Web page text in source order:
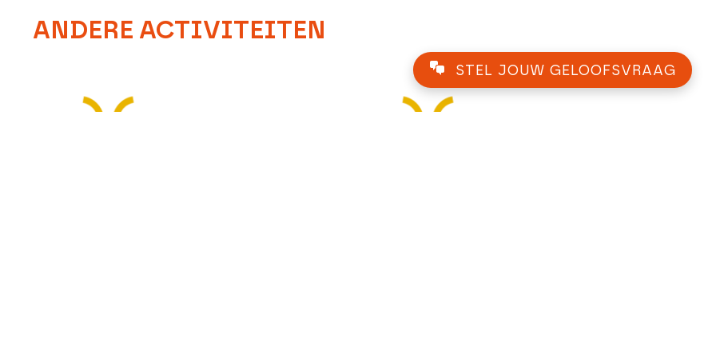
ANDERE ACTIVITEITEN
STEL JOUW GELOOFSVRAAG